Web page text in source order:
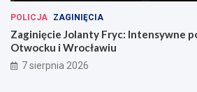
POLICJA ZAGINIĘCIA
Zaginięcie Jolanty Fryc: Intensywne
Otwocku i Wrocławiu
7 sierpnia 2026